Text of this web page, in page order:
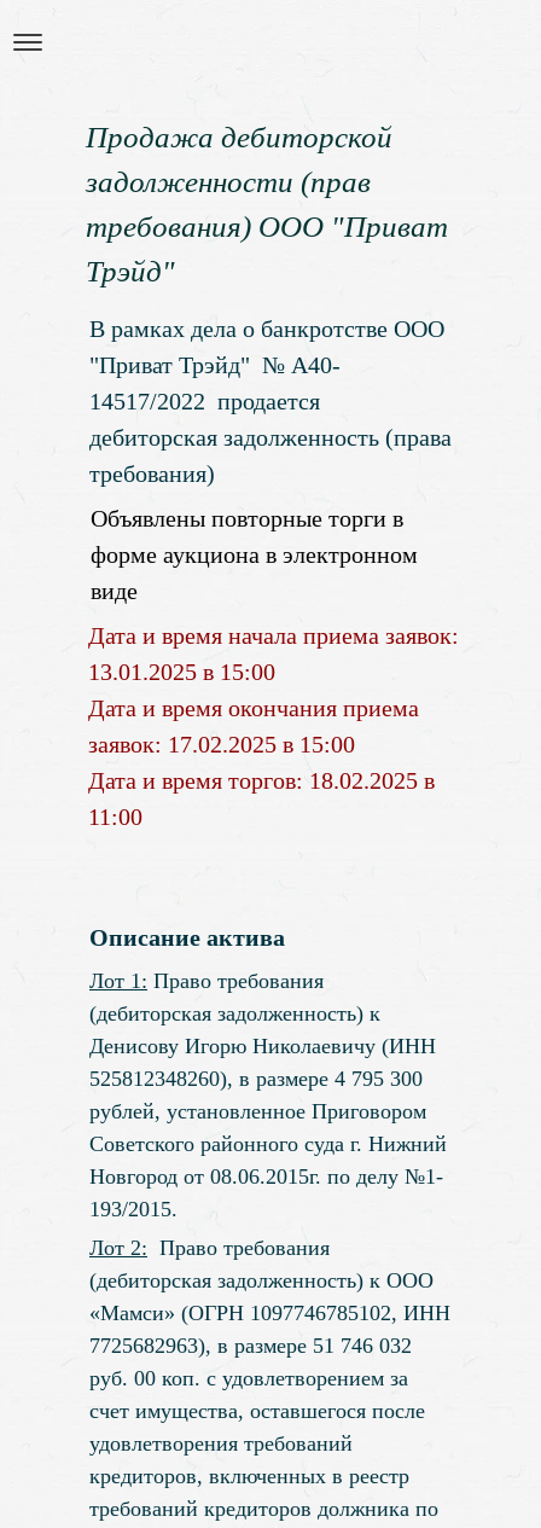
Продажа дебиторской
задолженности (прав
требования) ООО "Приват
Трэйд"
В рамках дела о банкротстве ООО
"Приват Трэйд" № А40-
14517/2022 продается
дебиторская задолженность (права
требования)
Объявлены повторные торги в
форме аукциона в электронном
виде
Дата и время начала приема заявок:
13.01.2025 в 15:00
Дата и время окончания приема
заявок: 17.02.2025 в 15:00
Дата и время торгов: 18.02.2025 в
11:00
Описание актива
Лот 1: Право требования
(дебиторская задолженность) к
Денисову Игорю Николаевичу (ИНН
525812348260), в размере 4 795 300
рублей, установленное Приговором
Советского районного суда г. Нижний
Новгород от 08.06.2015г. по делу №1-
193/2015.
Лот 2: Право требования
(дебиторская задолженность) к ООО
«Мамси» (ОГРН 1097746785102, ИНН
7725682963), в размере 51 746 032
руб. 00 коп. с удовлетворением за
счет имущества, оставшегося после
удовлетворения требований
кредиторов, включенных в реестр
требований кредиторов должника по